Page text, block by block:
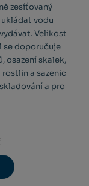
zesíťovaný
vodu
Velikost
se doporučuje
osazení skalek,
a sazenic
a pro